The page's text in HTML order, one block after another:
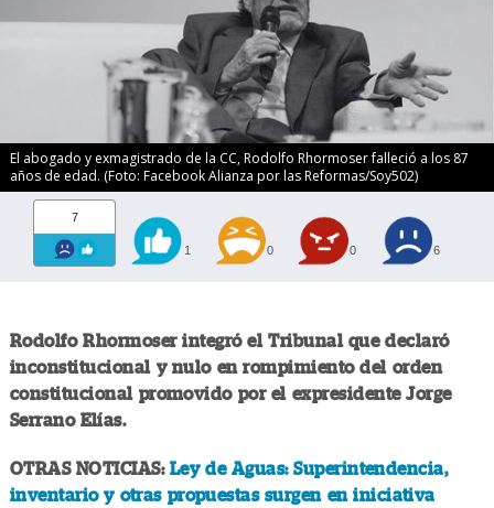
El abogado y exmagistrado de la CC, Rodolfo Rhormoser falleció a los 87
años de edad. (Foto: Facebook Alianza por las Reformas/Soy502)
7
1 0 0 6
Rodolfo Rhormoser integró el Tribunal que declaró
inconstitucional y nulo en rompimiento del orden
constitucional promovido por el expresidente Jorge
Serrano Elías.
OTRAS NOTICIAS: Ley de Aguas: Superintendencia,
inventario y otras propuestas surgen en iniciativa